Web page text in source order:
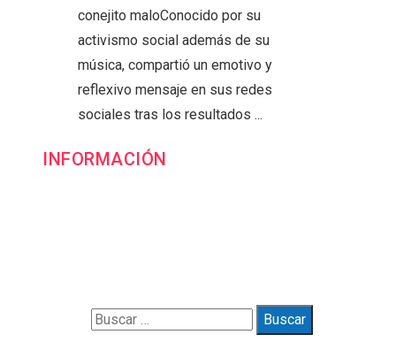
conejito maloConocido por su
activismo social además de su
música, compartió un emotivo y
reflexivo mensaje en sus redes
sociales tras los resultados ...
INFORMACIÓN